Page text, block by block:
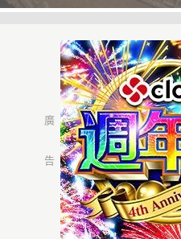
越多
都想著出國一趟要好好買買，其實我自
樣，不過每次購物後我更在意的是零錢花
完，若是剛好花光或是剩一點那心情就很
就是怕帶了一大堆日幣零錢回...